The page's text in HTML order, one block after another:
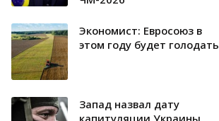
Экономист: Евросоюз в
этом году будет голодать
Запад назвал дату
капитуляции Украины